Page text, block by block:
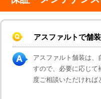
アスファルトで舗
アスファルト舗装は
すので、必要に応じて
度ご相談いただければ